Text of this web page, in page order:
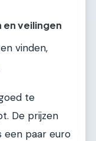
veilingen
vinden,
te
De prijzen
een paar euro